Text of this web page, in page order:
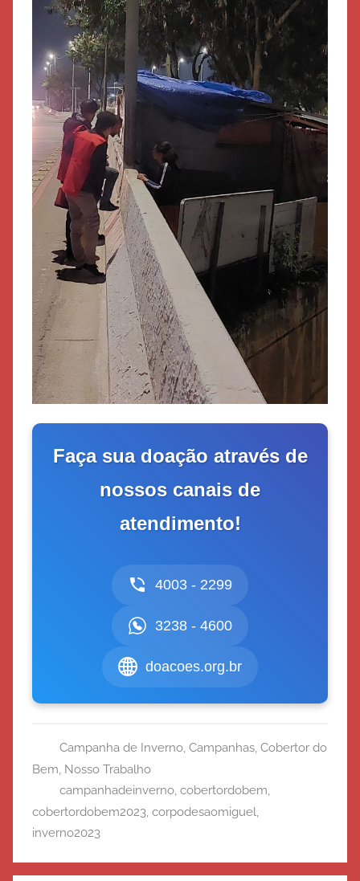
Faça sua doação através de
nossos canais de
atendimento!
4003 - 2299
3238 - 4600
doacoes.org.br
Campanha de Inverno Campanhas Cobertor do
Bem Nosso Trabalho
campanhadeinverno cobertordobem
cobertordobem2023 corpodesaomiguel
inverno2023